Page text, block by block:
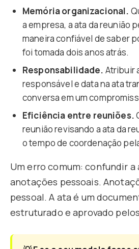
Memória organizacional.
a empresa, a ata da reunião
maneira confiável de saber
foi tomada dois anos atrás.
Responsabilidade. Atribuir
responsável e data na ata
conversa em um
Eficiência entre reuniões.
reunião revisando a ata da
o tempo de coordenação
Um erro comum: confundir a
anotações pessoais.
pessoal. A ata é um
estruturado e aprovado